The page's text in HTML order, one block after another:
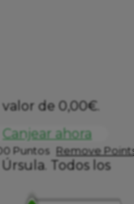
de 0,00€.
Canjear ahora
Puntos Remove
Todos los